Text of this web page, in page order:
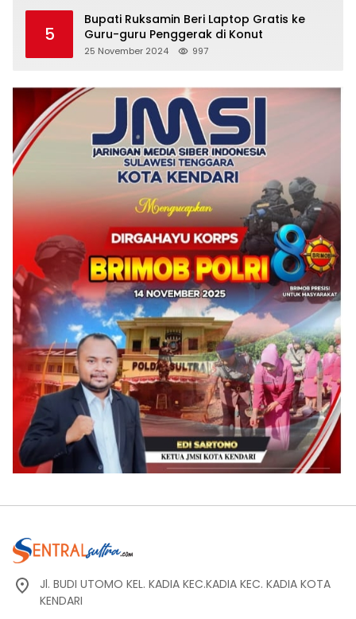
5
Bupati Ruksamin Beri Laptop Gratis ke
Guru-guru Penggerak di Konut
25 November 2024 997
Jl. BUDI UTOMO KEL. KADIA KEC.KADIA KEC. KADIA KOTA
KENDARI